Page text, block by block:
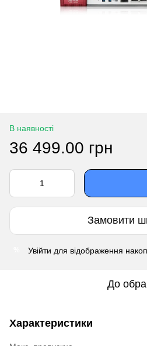
В наявності
36 499.00 грн
Замовити
Увійти для відображення
До
Характеристики